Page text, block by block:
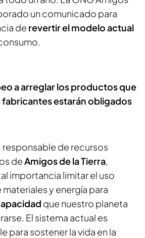
un comunicado para
de revertir el modelo actual
a arreglar los productos que
estarán obligados
responsable de recursos
deAmigos de la Tierra,
importancia limitar el uso
y energía para
que nuestro planeta
El sistema actual es
para sostener la vida en la